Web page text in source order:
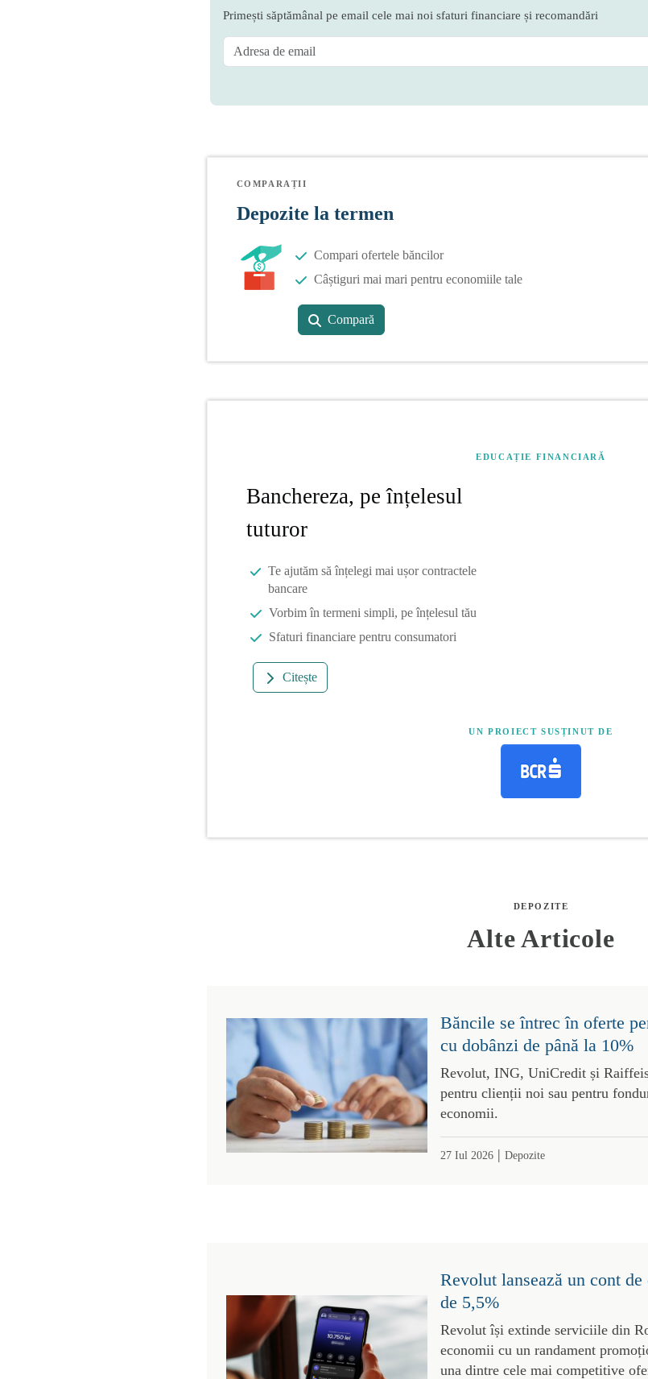
Primești săptămânal pe email cele mai noi sfaturi financiare și recomandări
COMPARAȚII
Depozite la termen
Compari ofertele băncilor
Câștiguri mai mari pentru economiile tale
Compară
EDUCAȚIE FINANCIARĂ
Banchereza, pe înțelesul
tuturor
Te ajutăm să înțelegi mai ușor contractele
bancare
Vorbim în termeni simpli, pe înțelesul tău
Sfaturi financiare pentru consumatori
Citește
UN PROIECT SUSȚINUT DE
DEPOZITE
Alte Articole
Băncile se întrec în oferte
cu dobânzi de până la 10%
Revolut, ING, UniCredit și
pentru clienții noi sau pentru
economii.
27 Iul 2026| Depozite
Revolut lansează un cont
de 5,5%
Revolut își extinde serviciile din
economii cu un randament
una dintre cele mai competitive